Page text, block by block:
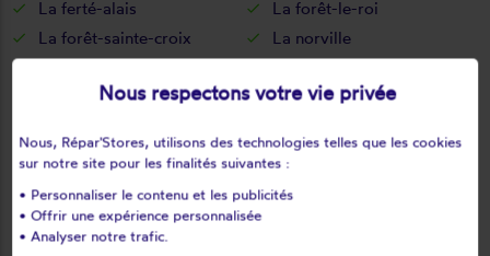
La ferté-alais
La forêt-le-roi
La forêt-sainte-croix
La norville
Le coudray-montceaux
Le plessis-pâté
Les molières
Les ulis
Leudeville
Leuville-sur-orge
Limours
Linas
Nous respectons votre vie privée
Nous, Répar'Stores, utilisons des technologies telles que les cookies
sur notre site pour les finalités suivantes :
• Personnaliser le contenu et les publicités
• Offrir une expérience personnalisée
• Analyser notre trafic.